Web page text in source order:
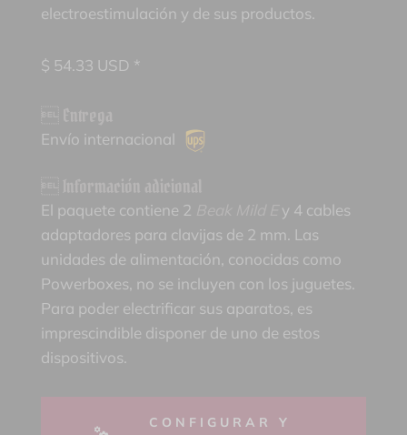
electroestimulación y de sus productos.
$ 54.33 USD *
Envío internacional
El paquete contiene 2
y 4 cables
adaptadores para clavijas de 2 mm. Las
unidades de alimentación, conocidas como
Powerboxes, no se incluyen con los juguetes.
Para poder electrificar sus aparatos, es
imprescindible disponer de uno de estos
dispositivos.
CONFIGURAR Y